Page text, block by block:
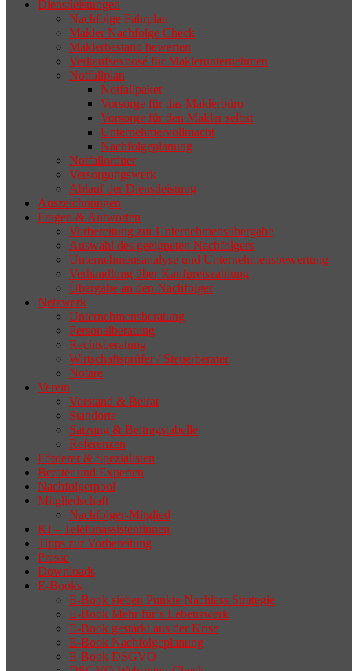
selten die Geschäftsaufgabe.
Dienstleistungen
Nachfolge Fahrplan
Makler Nachfolge Check
Maklerbestand bewerten
Verkaufsexposé für Maklerunternehmen
Notfallplan
Notfallpaket
Vorsorge für das Maklerbüro
Vorsorge für den Makler selbst
Unternehmervollmacht
Nachfolgeplanung
Notfallordner
Versorgungswerk
Ablauf der Dienstleistung
Auszeichnungen
Fragen & Antworten
Vorbereitung zur Unternehmensübergabe
Auswahl des geeigneten Nachfolgers
Unternehmensanalyse und Unternehmensbewertung
Verhandlung über Kaufpreiszahlung
Übergabe an den Nachfolger
Netzwerk
Unternehmensberatung
Personalberatung
Rechtsberatung
Wirtschaftsprüfer / Steuerberater
Notare
Verein
Vorstand & Beirat
Standorte
Satzung & Beitragstabelle
Referenzen
Förderer & Spezialisten
Berater und Experten
Nachfolgerpool
Mitgliedschaft
Nachfolger-Mitglied
KI – Telefonassistentinnen
Tipps zur Vorbereitung
Presse
Downloads
E-Books
E-Book sieben Punkte Nachlass Strategie
E-Book Mehr für’s Lebenswerk
E-Book gestärkt aus der Krise
E-Book Nachfolgeplanung
E-Book DSGVO